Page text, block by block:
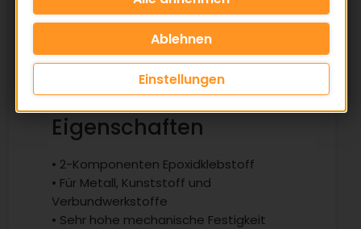
verschiedener Materialien
✅ Hohe Beständigkeit gegen
Temperatur und Chemikalien
Eigenschaften
• 2-Komponenten Epoxidklebstoff
• Für Metall, Kunststoff und
Verbundwerkstoffe
• Sehr hohe mechanische Festigkeit
Einstellungen